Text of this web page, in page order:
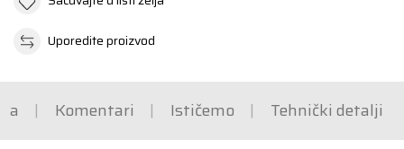
Uporedite proizvod
Komentari Ističemo Tehnički detalji